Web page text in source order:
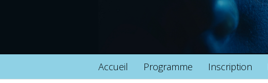
Accueil Programme Inscription